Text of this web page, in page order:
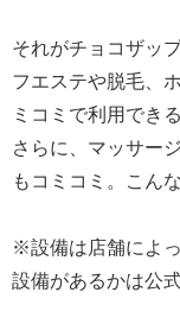
それがチョコザッ
フエステや脱毛、
ミコミで利用でき
さらに、マッサー
もコミコミ。こん
※設備は店舗によ
設備があるかは公